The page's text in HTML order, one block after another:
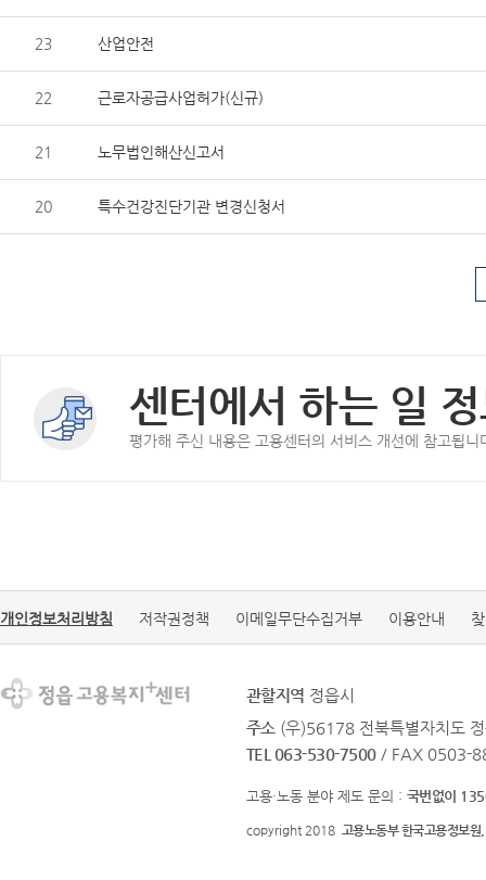
23 산업안전
22 근로자공급사업허가(신규)
21 노무법인해산신고서
20 특수건강진단기관 변경신청서
센터에서 하는 일
평가해 주신 내용은 고용센터의 서비스 개선에 참고됩니
개인정보처리방침 저작권정책 이메일무단수집거부 이용안내
관할지역 정읍시
주소 (우)56178 전북특별자치도
TEL 063-530-7500 / FAX 0503-
고용·노동 분야 제도 문의 : 국번없이
copyright 2018 고용노동부 한국고용정보원.